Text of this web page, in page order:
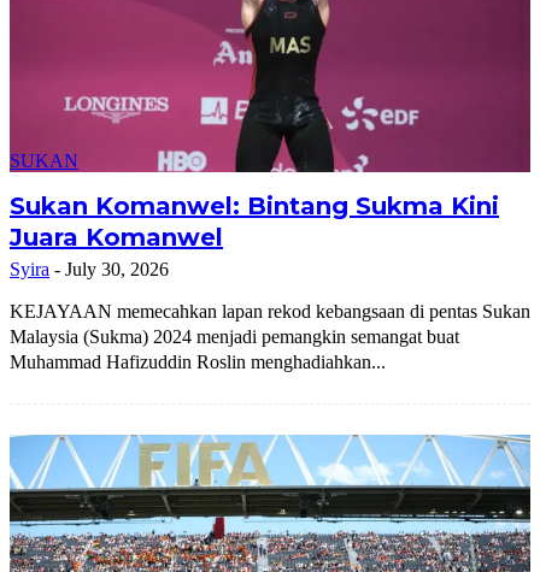
SUKAN
Sukan Komanwel: Bintang Sukma Kini
Juara Komanwel
Syira - July 30, 2026
KEJAYAAN memecahkan lapan rekod kebangsaan di pentas Sukan
Malaysia (Sukma) 2024 menjadi pemangkin semangat buat
Muhammad Hafizuddin Roslin menghadiahkan...